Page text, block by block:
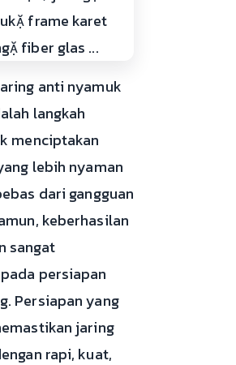
anti nyamuk
langkah
menciptakan
lebih nyaman
dari gangguan
keberhasilan
sangat
persiapan
Persiapan yang
jaring
rapi, kuat,